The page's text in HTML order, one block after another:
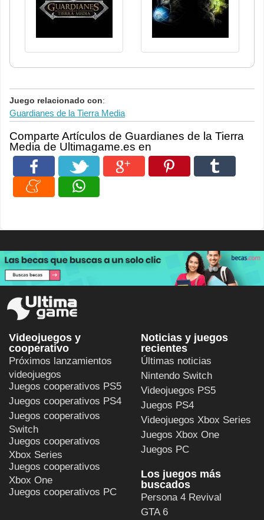
Juego relacionado con:
Guardianes de la Tierra Media
Comparte Artículos de Guardianes de la Tierra
Media de Ultimagame.es en
Videojuegos y
cooperativo
Próximos lanzamientos
videojuegos
Juegos cooperativos PS5
Juegos cooperativos PS4
Juegos cooperativos
Switch
Juegos cooperativos
Xbox Series
Juegos cooperativos
Xbox One
Juegos cooperativos PC
Noticias y juegos
recientes
Últimas noticias
Nintendo Switch
Videojuegos PS5
Juegos PS4
Videojuegos Xbox Series
Juegos Xbox One
Juegos PC
Los juegos más
buscados
Persona 4 Revival
GTA 6